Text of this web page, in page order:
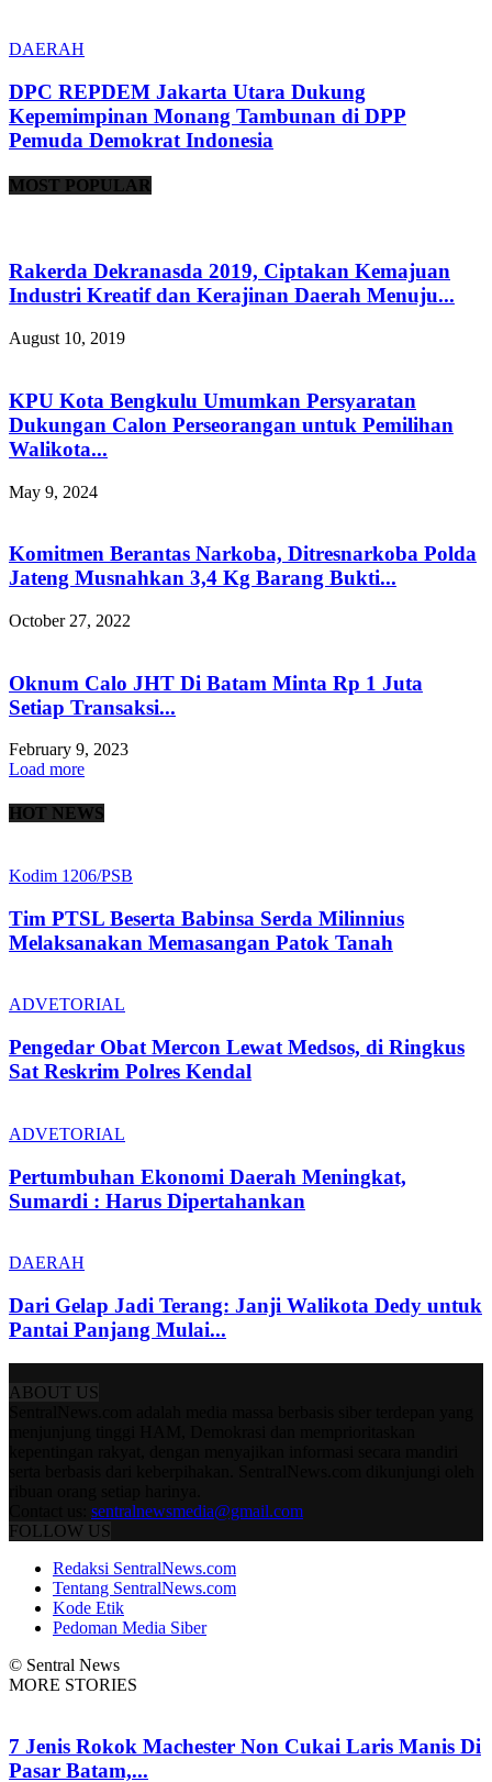
DAERAH
DPC REPDEM Jakarta Utara Dukung
Kepemimpinan Monang Tambunan di DPP
Pemuda Demokrat Indonesia
MOST POPULAR
Rakerda Dekranasda 2019, Ciptakan Kemajuan
Industri Kreatif dan Kerajinan Daerah Menuju...
August 10, 2019
KPU Kota Bengkulu Umumkan Persyaratan
Dukungan Calon Perseorangan untuk Pemilihan
Walikota...
May 9, 2024
Komitmen Berantas Narkoba, Ditresnarkoba Polda
Jateng Musnahkan 3,4 Kg Barang Bukti...
October 27, 2022
Oknum Calo JHT Di Batam Minta Rp 1 Juta
Setiap Transaksi...
February 9, 2023
Load more
HOT NEWS
Kodim 1206/PSB
Tim PTSL Beserta Babinsa Serda Milinnius
Melaksanakan Memasangan Patok Tanah
ADVETORIAL
Pengedar Obat Mercon Lewat Medsos, di Ringkus
Sat Reskrim Polres Kendal
ADVETORIAL
Pertumbuhan Ekonomi Daerah Meningkat,
Sumardi : Harus Dipertahankan
DAERAH
Dari Gelap Jadi Terang: Janji Walikota Dedy untuk
Pantai Panjang Mulai...
ABOUT US
sentralnewsmedia@gmail.com
FOLLOW US
Redaksi SentralNews.com
Tentang SentralNews.com
Kode Etik
Pedoman Media Siber
© Sentral News
MORE STORIES
7 Jenis Rokok Machester Non Cukai Laris Manis Di
Pasar Batam,...